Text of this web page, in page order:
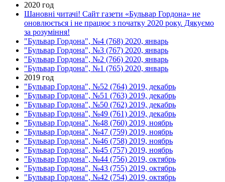
2020 год
Шановні читачі! Сайт газети «Бульвар Гордона» не
оновлюється і не працює з початку 2020 року. Дякуємо
за розуміння!
"Бульвар Гордона", №4 (768) 2020, январь
"Бульвар Гордона", №3 (767) 2020, январь
"Бульвар Гордона", №2 (766) 2020, январь
"Бульвар Гордона", №1 (765) 2020, январь
2019 год
"Бульвар Гордона", №52 (764) 2019, декабрь
"Бульвар Гордона", №51 (763) 2019, декабрь
"Бульвар Гордона", №50 (762) 2019, декабрь
"Бульвар Гордона", №49 (761) 2019, декабрь
"Бульвар Гордона", №48 (760) 2019, ноябрь
"Бульвар Гордона", №47 (759) 2019, ноябрь
"Бульвар Гордона", №46 (758) 2019, ноябрь
"Бульвар Гордона", №45 (757) 2019, ноябрь
"Бульвар Гордона", №44 (756) 2019, октябрь
"Бульвар Гордона", №43 (755) 2019, октябрь
"Бульвар Гордона", №42 (754) 2019, октябрь